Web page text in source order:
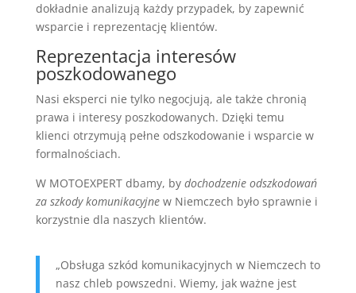
dokładnie analizują każdy przypadek, by zapewnić
wsparcie i reprezentację klientów.
Reprezentacja interesów
poszkodowanego
Nasi eksperci nie tylko negocjują, ale także chronią
prawa i interesy poszkodowanych. Dzięki temu
klienci otrzymują pełne odszkodowanie i wsparcie w
formalnościach.
W MOTOEXPERT dbamy, by dochodzenie odszkodowań
za szkody komunikacyjnew Niemczech było sprawnie i
korzystnie dla naszych klientów.
„Obsługa szkód komunikacyjnych w Niemczech to
nasz chleb powszedni. Wiemy, jak ważne jest